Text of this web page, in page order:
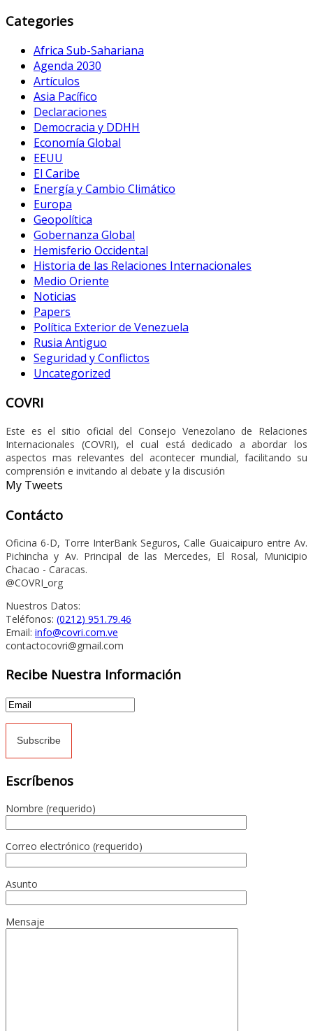
Categories
Africa Sub-Sahariana
Agenda 2030
Artículos
Asia Pacífico
Declaraciones
Democracia y DDHH
Economía Global
EEUU
El Caribe
Energía y Cambio Climático
Europa
Geopolítica
Gobernanza Global
Hemisferio Occidental
Historia de las Relaciones Internacionales
Medio Oriente
Noticias
Papers
Política Exterior de Venezuela
Rusia Antiguo
Seguridad y Conflictos
Uncategorized
COVRI
Este es el sitio oficial del Consejo Venezolano de Relaciones
Internacionales (COVRI), el cual está dedicado a abordar los
aspectos mas relevantes del acontecer mundial, facilitando su
comprensión e invitando al debate y la discusión
My Tweets
Contácto
Oficina 6-D, Torre InterBank Seguros, Calle Guaicaipuro entre Av.
Pichincha y Av. Principal de las Mercedes, El Rosal, Municipio
Chacao - Caracas.
@COVRI_org
Nuestros Datos:
Teléfonos: (0212) 951.79.46
Email: info@covri.com.ve
contactocovri@gmail.com
Recibe Nuestra Información
Escríbenos
Nombre (requerido)
Correo electrónico (requerido)
Asunto
Mensaje